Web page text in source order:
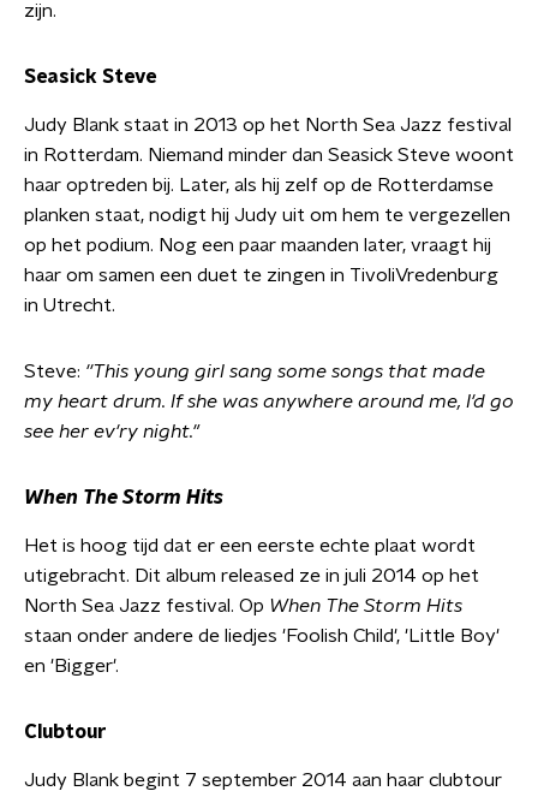
zijn.
Seasick Steve
Judy Blank staat in 2013 op het North Sea Jazz festival
in Rotterdam. Niemand minder dan Seasick Steve woont
haar optreden bij. Later, als hij zelf op de Rotterdamse
planken staat, nodigt hij Judy uit om hem te vergezellen
op het podium. Nog een paar maanden later, vraagt hij
haar om samen een duet te zingen in TivoliVredenburg
in Utrecht.
Steve: ''This young girl sang some songs that made
my heart drum. If she was anywhere around me, I'd go
see her ev'ry night."
When The Storm Hits
Het is hoog tijd dat er een eerste echte plaat wordt
utigebracht. Dit album released ze in juli 2014 op het
North Sea Jazz festival. Op When The Storm Hits
staan onder andere de liedjes 'Foolish Child', 'Little Boy'
en 'Bigger'.
Clubtour
Judy Blank begint 7 september 2014 aan haar clubtour